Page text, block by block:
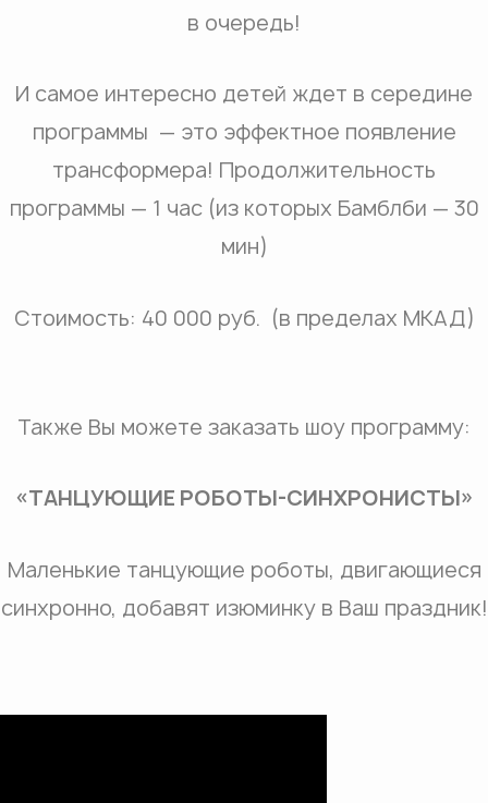
в очередь!
И самое интересно детей ждет в середине
программы — это эффектное появление
трансформера! Продолжительность
программы — 1 час (из которых Бамблби — 30
мин)
Стоимость: 40 000 руб. (в пределах МКАД)
Также Вы можете заказать шоу программу:
«ТАНЦУЮЩИЕ РОБОТЫ-СИНХРОНИСТЫ»
Маленькие танцующие роботы, двигающиеся
синхронно, добавят изюминку в Ваш праздник!